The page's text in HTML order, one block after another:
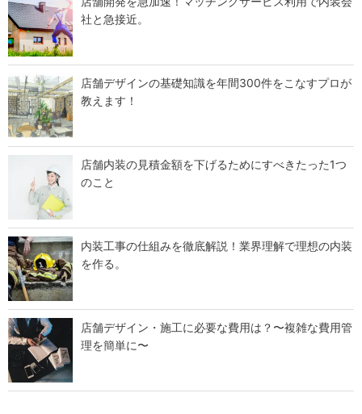
社と急接近。
店舗デザインの基礎知識を年間300件をこなすプロが
教えます！
店舗内装の見積金額を下げるためにすべきたった1つ
のこと
内装工事の仕組みを徹底解説！業界理解で理想の内装
を作る。
店舗デザイン・施工に必要な費用は？〜複雑な費用管
理を簡単に〜